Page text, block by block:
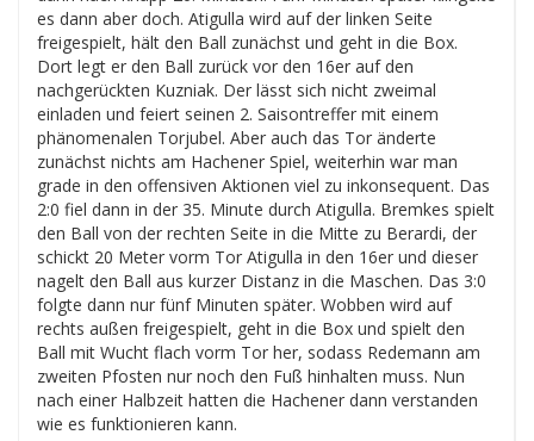
es dann aber doch. Atigulla wird auf der linken Seite
freigespielt, hält den Ball zunächst und geht in die Box.
Dort legt er den Ball zurück vor den 16er auf den
nachgerückten Kuzniak. Der lässt sich nicht zweimal
einladen und feiert seinen 2. Saisontreffer mit einem
phänomenalen Torjubel. Aber auch das Tor änderte
zunächst nichts am Hachener Spiel, weiterhin war man
grade in den offensiven Aktionen viel zu inkonsequent. Das
2:0 fiel dann in der 35. Minute durch Atigulla. Bremkes spielt
den Ball von der rechten Seite in die Mitte zu Berardi, der
schickt 20 Meter vorm Tor Atigulla in den 16er und dieser
nagelt den Ball aus kurzer Distanz in die Maschen. Das 3:0
folgte dann nur fünf Minuten später. Wobben wird auf
rechts außen freigespielt, geht in die Box und spielt den
Ball mit Wucht flach vorm Tor her, sodass Redemann am
zweiten Pfosten nur noch den Fuß hinhalten muss. Nun
nach einer Halbzeit hatten die Hachener dann verstanden
wie es funktionieren kann.